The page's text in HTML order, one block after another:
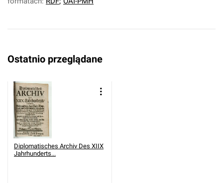
Ostatnio przeglądane
Diplomatisches Archiv Des XIIX
Jahrhunderts...